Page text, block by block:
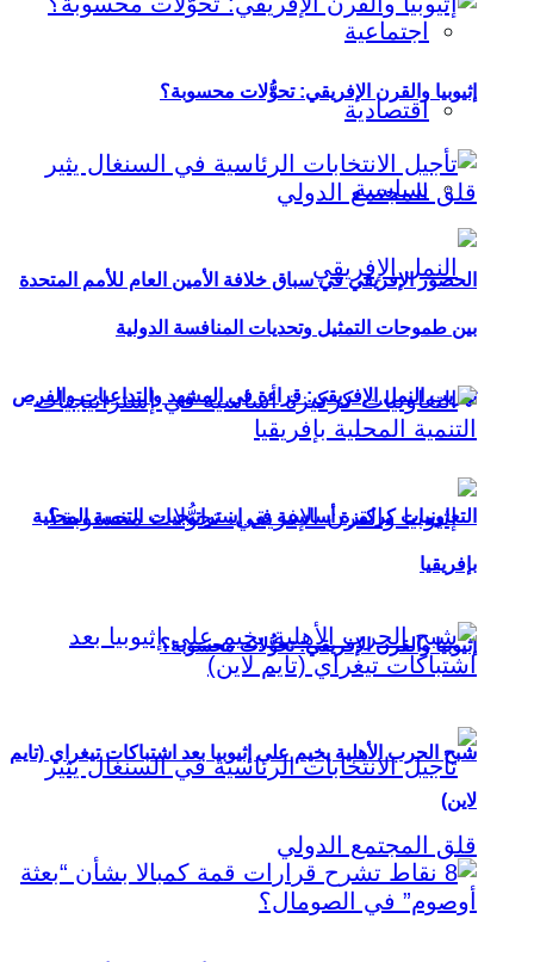
اجتماعية
اقتصادية
سياسية
تهريب النمل الإفريقي: قراءة في المشهد والتداعيات والفرص
إثيوبيا والقرن الإفريقي: تحوُّلات محسوبة؟
إثيوبيا والقرن الإفريقي: تحوُّلات محسوبة؟
الحضور الإفريقي في سباق خلافة الأمين العام للأمم المتحدة
بين طموحات التمثيل وتحديات المنافسة الدولية
التعاونيات كركيزة أساسية في إستراتيجيات التنمية المحلية
بإفريقيا
شبح الحرب الأهلية يخيم على إثيوبيا بعد اشتباكات تيغراي (تايم
لاين)